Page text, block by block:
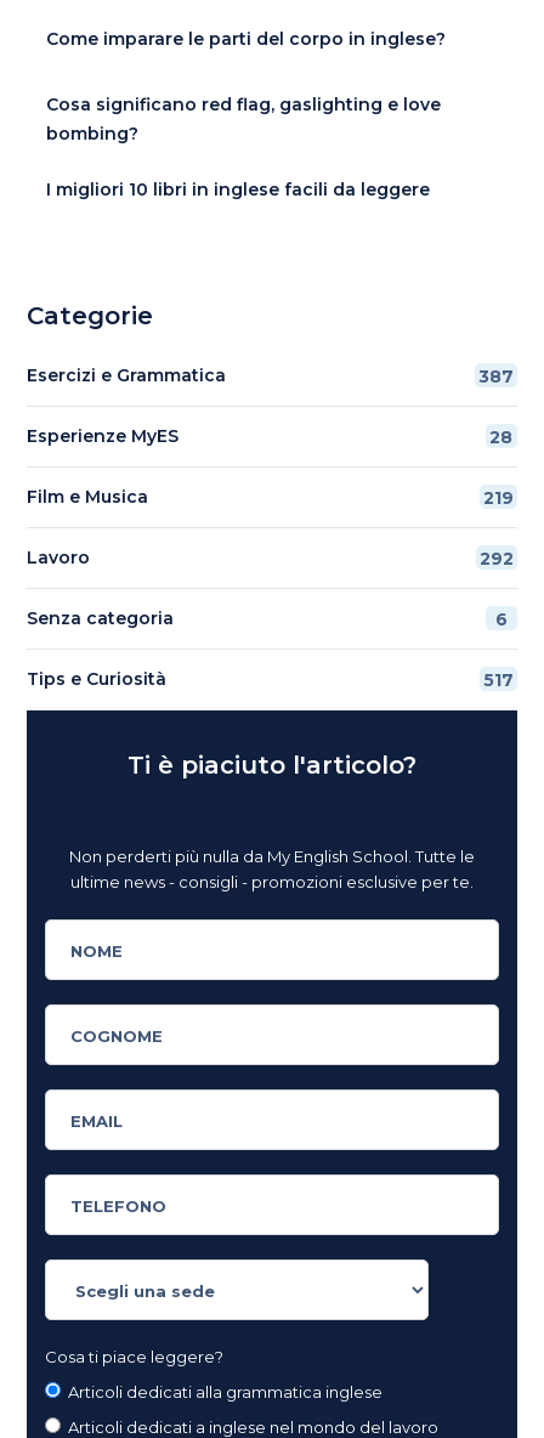
Come imparare le parti del corpo in inglese?
Cosa significano red flag, gaslighting e love
bombing?
I migliori 10 libri in inglese facili da leggere
Categorie
Esercizi e Grammatica 387
Esperienze MyES 28
Film e Musica 219
Lavoro 292
Senza categoria 6
Tips e Curiosità 517
Ti è piaciuto l'articolo?
Non perderti più nulla da My English School. Tutte le
ultime news - consigli - promozioni esclusive per te.
Cosa ti piace leggere?
Articoli dedicati alla grammatica inglese
Articoli dedicati a inglese nel mondo del lavoro